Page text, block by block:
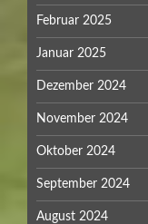
Februar 2025
Januar 2025
Dezember 2024
November 2024
Oktober 2024
September 2024
August 2024